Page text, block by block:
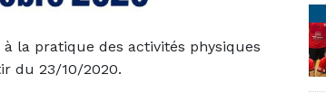
la pratique des activités physiques
du 23/10/2020.